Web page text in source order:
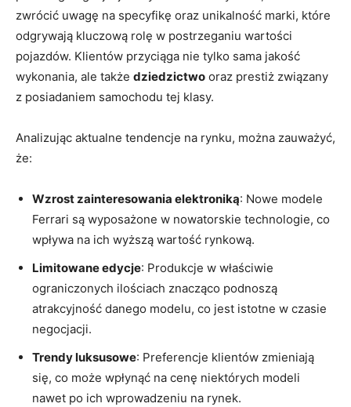
zwrócić​ uwagę na specyfikę oraz unikalność marki, które
odgrywają kluczową rolę w postrzeganiu wartości
pojazdów. Klientów przyciąga ⁤nie tylko⁣ sama jakość
wykonania, ale także dziedzictwo oraz prestiż ⁢związany
z posiadaniem samochodu tej klasy.
Analizując aktualne ⁢tendencje na rynku, można zauważyć,
‌że:
Wzrost zainteresowania elektroniką: Nowe modele
Ferrari są‍ wyposażone w nowatorskie technologie, ⁤co⁤
wpływa na ich wyższą wartość rynkową.
Limitowane edycje: Produkcje w właściwie
‍ograniczonych ilościach​ znacząco ⁢podnoszą
atrakcyjność danego⁤ modelu, co jest⁤ istotne w czasie
negocjacji.
Trendy ‌luksusowe: Preferencje klientów⁣ zmieniają
się, ‍co może wpłynąć na cenę niektórych modeli
nawet po ich wprowadzeniu na rynek.